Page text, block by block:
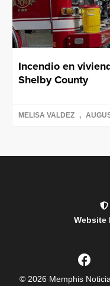
Incendio en
Shelby County
MELISA VALDEZ
Website
© 2026 Memphis